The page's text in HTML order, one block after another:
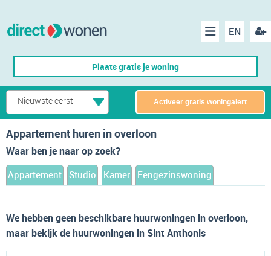
EN
Menu
Plaats gratis je woning
Nieuwste eerst Activeer gratis woningalert
Appartement huren in overloon
Waar ben je naar op zoek?
Appartement Studio Kamer Eengezinswoning
We hebben geen beschikbare huurwoningen in overloon,
maar bekijk de huurwoningen in Sint Anthonis